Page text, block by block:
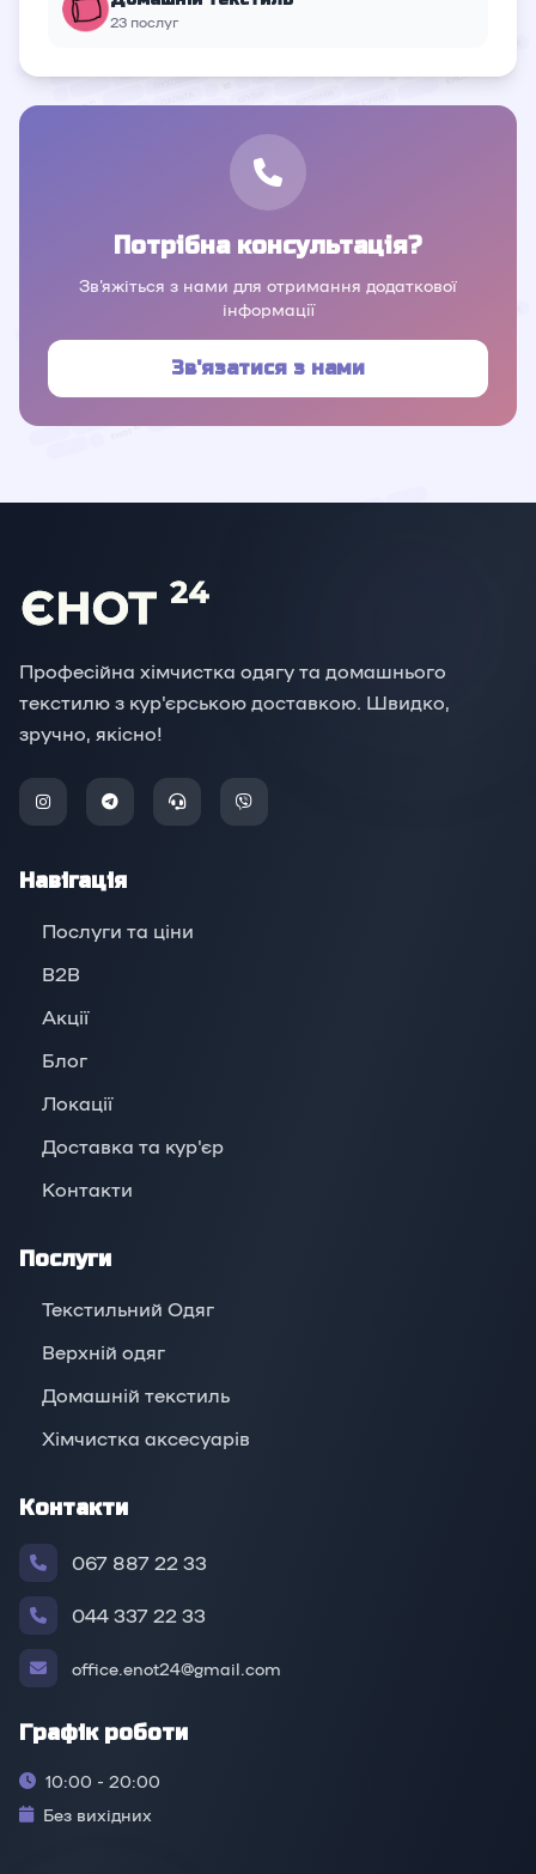
23 послуг
Потрібна консультація?
Зв'яжіться з нами для отримання додаткової
інформації
Зв'язатися з нами
Професійна хімчистка одягу та домашнього
текстилю з кур'єрською доставкою. Швидко,
зручно, якісно!
Навігація
Послуги та ціни
B2B
Акції
Блог
Локації
Доставка та кур'єр
Контакти
Послуги
Текстильний Одяг
Верхній oдяг
Домашній текстиль
Хімчистка аксесуарів
Контакти
067 887 22 33
044 337 22 33
office.enot24@gmail.com
Графік роботи
10:00 - 20:00
Без вихідних